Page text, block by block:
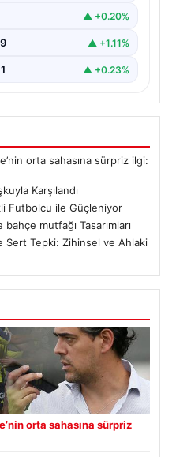
▲ +0.20%
▲ +1.11%
▲ +0.23%
orta sahasına sürpriz ilgi:
Karşılandı
Futbolcu ile Güçleniyor
mutfağı Tasarımları
Sert Tepki: Zihinsel ve Ahlaki
orta sahasına sürpriz